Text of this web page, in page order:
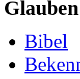
Bibel